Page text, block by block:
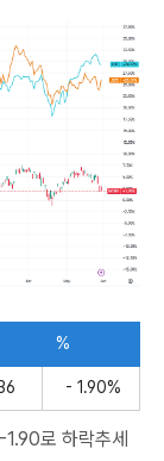
%
- 1.90%
로 하락추세